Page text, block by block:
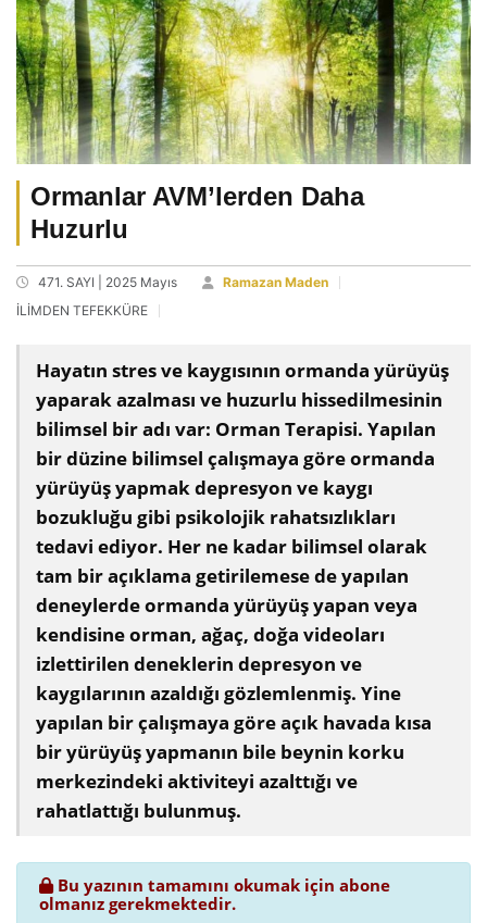
Ormanlar AVM’lerden Daha
Huzurlu
471. SAYI | 2025 Mayıs
Ramazan Maden
İLİMDEN TEFEKKÜRE
Hayatın stres ve kaygısının ormanda yürüyüş
yaparak azalması ve huzurlu hissedilmesinin
bilimsel bir adı var: Orman Terapisi. Yapılan
bir düzine bilimsel çalışmaya göre ormanda
yürüyüş yapmak depresyon ve kaygı
bozukluğu gibi psikolojik rahatsızlıkları
tedavi ediyor. Her ne kadar bilimsel olarak
tam bir açıklama getirilemese de yapılan
deneylerde ormanda yürüyüş yapan veya
kendisine orman, ağaç, doğa videoları
izlettirilen deneklerin depresyon ve
kaygılarının azaldığı gözlemlenmiş. Yine
yapılan bir çalışmaya göre açık havada kısa
bir yürüyüş yapmanın bile beynin korku
merkezindeki aktiviteyi azalttığı ve
rahatlattığı bulunmuş.
Bu yazının tamamını okumak için abone
olmanız gerekmektedir.